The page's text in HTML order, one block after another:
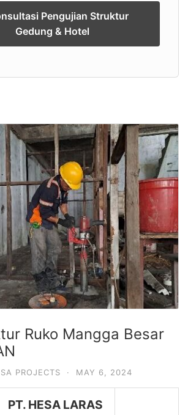
Pengujian Struktur
Gedung & Hotel
Ruko Mangga Besar
PROJECTS · MAY 6, 2024
PT. HESA LARAS